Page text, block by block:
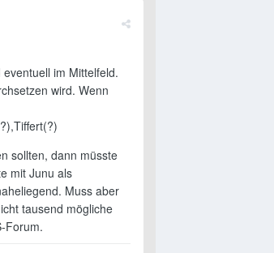
im Mittelfeld.
wird. Wenn
sollten, dann müsste
mit Junu als
Muss aber
tausend mögliche
Forum.